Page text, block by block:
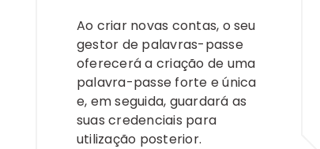
Ao criar novas contas, o seu
gestor de palavras-passe
oferecerá a criação de uma
palavra-passe forte e única
e, em seguida, guardará as
suas credenciais para
utilização posterior.